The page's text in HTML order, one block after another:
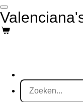
Ga
direct
naar
de